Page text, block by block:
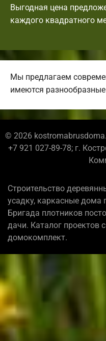
Выгодная цена
каждого квадратного
Мы предлагаем
имеются
© 2026
+7 921 027-89-78; г.
Строительство
усадку, каркасные
Бригада плотников
дачи. Каталог проектов
домокомплект.